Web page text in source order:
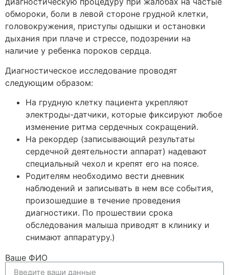
обмороки, боли в левой стороне грудной клетки,
головокружения, приступы одышки и остановки
дыхания при плаче и стрессе, подозрении на
наличие у ребенка пороков сердца.
Диагностическое исследование проводят
следующим образом:
На грудную клетку пациента укрепляют
электроды-датчики, которые фиксируют любое
изменение ритма сердечных сокращений.
На рекордер (записывающий результаты
сердечной деятельности аппарат) надевают
специальный чехол и крепят его на поясе.
Родителям необходимо вести дневник
наблюдений и записывать в нем все события,
произошедшие в течение проведения
диагностики. По прошествии срока
обследования малыша приводят в клинику и
снимают аппаратуру.)
Ваше ФИО